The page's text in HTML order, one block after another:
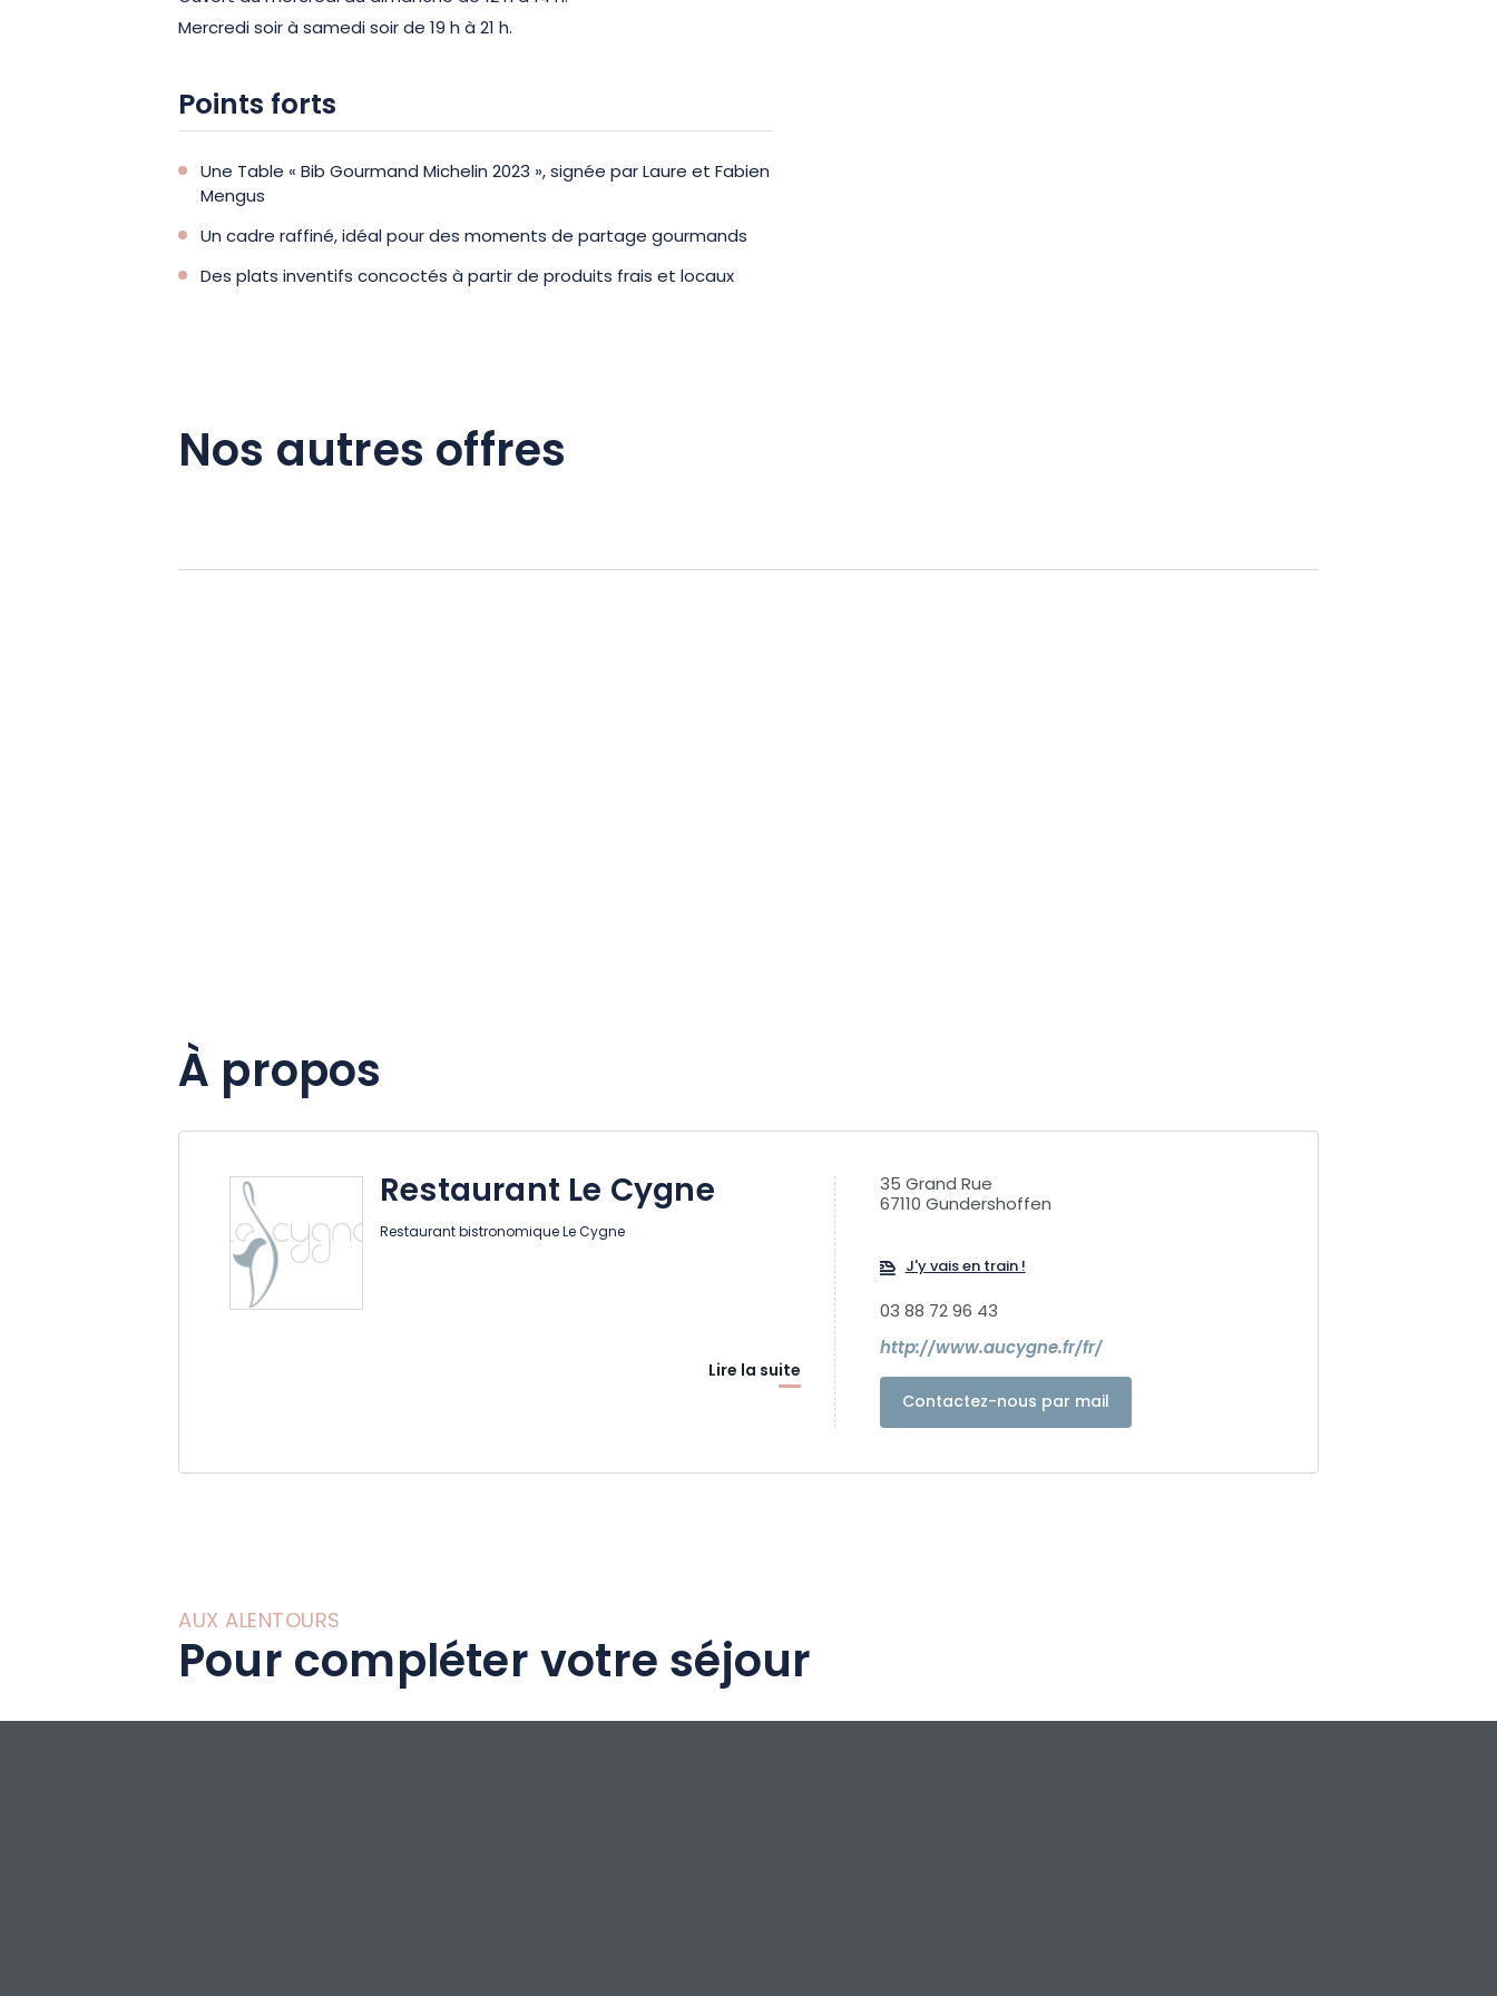
Mercredi soir à samedi soir de 19 h à 21 h.
Points forts
Une Table « Bib Gourmand Michelin 2023 », signée par Laure et Fabien
Mengus
Un cadre raffiné, idéal pour des moments de partage gourmands
Des plats inventifs concoctés à partir de produits frais et locaux
Nos autres offres
À propos
Restaurant Le Cygne
Restaurant bistronomique Le Cygne
Lire la suite
35 Grand Rue
67110 Gundershoffen
J'y vais en train !
03 88 72 96 43
http://www.aucygne.fr/fr/
Contactez-nous par mail
AUX ALENTOURS
Pour compléter votre séjour